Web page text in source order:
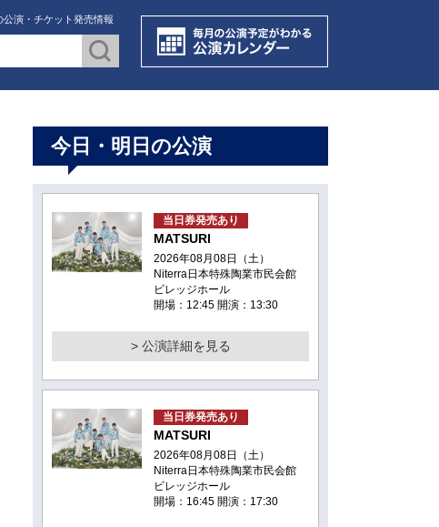
演・チケット発売情報
今日・明日の公演
当日券発売あり
MATSURI
2026年08月08日（土）
Niterra日本特殊陶業市民会館
ビレッジホール
開場：12:45 開演：13:30
> 公演詳細を見る
当日券発売あり
MATSURI
2026年08月08日（土）
Niterra日本特殊陶業市民会館
ビレッジホール
開場：16:45 開演：17:30